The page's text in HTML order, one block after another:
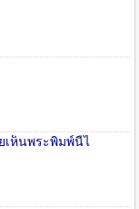
เห็นพระพิมพ์นี้ไ